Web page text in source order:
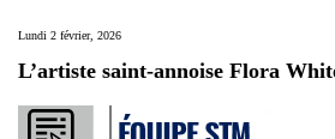
Lundi 2 février, 2026
L’artiste saint-annoise Flora